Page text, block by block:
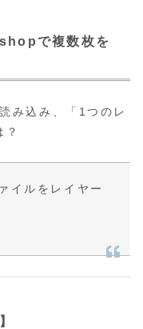
で複数枚を
み込み、「1つのレ
？
ルをレイヤー